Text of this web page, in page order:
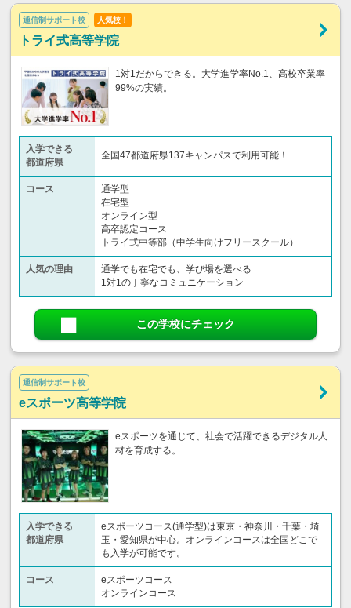
通信制サポート校 人気校！
トライ式高等学院
1対1だからできる。大学進学率No.1、高校卒業率
99%の実績。
入学できる
都道府県
全国47都道府県137キャンパスで利用可能！
コース
通学型
在宅型
オンライン型
高卒認定コース
トライ式中等部（中学生向けフリースクール）​
人気の理由
通学でも在宅でも、学び場を選べる
1対1の丁寧なコミュニケーション
この学校にチェック
通信制サポート校
eスポーツ高等学院
eスポーツを通じて、社会で活躍できるデジタル人
材を育成する。
入学できる
都道府県
eスポーツコース(通学型)は東京・神奈川・千葉・埼
玉・愛知県が中心。オンラインコースは全国どこで
も入学が可能です。
コース
eスポーツコース
オンラインコース